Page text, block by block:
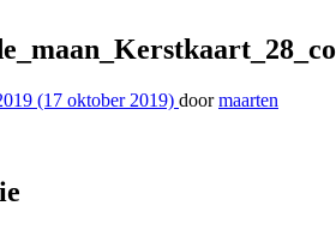
(17 oktober 2019) door maarten